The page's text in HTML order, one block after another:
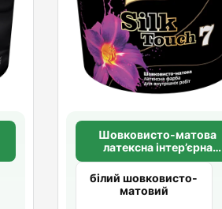
Шовковисто-матова
латексна інтер’єрна
фарба “Silk Touch 7”
білий шовковисто-
матовий